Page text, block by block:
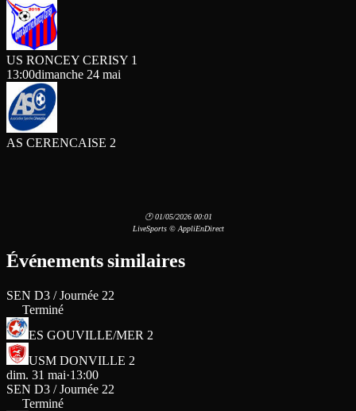
US RONCEY CERISY 1
13:00dimanche 24 mai
AS CERENCAISE 2
🕐 01/05/2026 00:01
LiveSports © AppliEnDirect
Événements similaires
SEN D3 / Journée 22
Terminé
ES GOUVILLE/MER 2
USM DONVILLE 2
dim. 31 mai·13:00
SEN D3 / Journée 22
Terminé